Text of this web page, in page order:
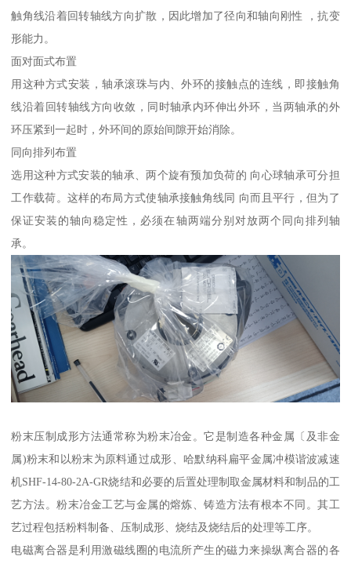
触角线沿着回转轴线方向扩散，因此增加了径向和轴向刚性 ，抗变
形能力。
面对面式布置
用这种方式安装，轴承滚珠与内、外环的接触点的连线，即接触角
线沿着回转轴线方向收敛，同时轴承内环伸出外环，当两轴承的外
环压紧到一起时，外环间的原始间隙开始消除。
同向排列布置
选用这种方式安装的轴承、两个旋有预加负荷的 向心球轴承可分担
工作载荷。这样的布局方式使轴承接触角线同 向而且平行，但为了
保证安装的轴向稳定性，必须在轴两端分别对放两个同向排列轴
承。
粉末压制成形方法通常称为粉末冶金。它是制造各种金属〔及非金
属)粉末和以粉末为原料通过成形、哈默纳科扁平金属冲模谐波减速
机SHF-14-80-2A-GR烧结和必要的后置处理制取金属材料和制品的工
艺方法。粉末冶金工艺与金属的熔炼、铸造方法有根本不同。其工
艺过程包括粉料制备、压制成形、烧结及烧结后的处理等工序。
电磁离合器是利用激磁线圈的电流所产生的磁力来操纵离合器的各